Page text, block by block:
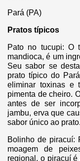
Pará (PA)
Pratos típicos
Pato no tucupi: O
mandioca, é um
Seu sabor se
prato típico do
eliminar toxinas e
pimenta de cheiro.
antes de ser
jambu, erva que
sabor único ao prato.
Bolinho de piracuí:
moagem de
regional, o piracuí